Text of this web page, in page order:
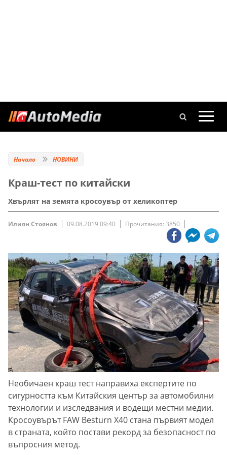
Начало НОВИНИ
Краш-тест по китайски
Хвърлят на земята кросоувър от хеликоптер
Илиян Стоянов 09.08.2019 09:40 Прочитания: 3850
Необичаен краш тест направиха експертите по
сигурността към Китайския център за автомобилни
технологии и изследвания и водещи местни медии.
Кросоувърът FAW Besturn X40 стана първият модел
в страната, който постави рекорд за безопасност по
въпросния метод.